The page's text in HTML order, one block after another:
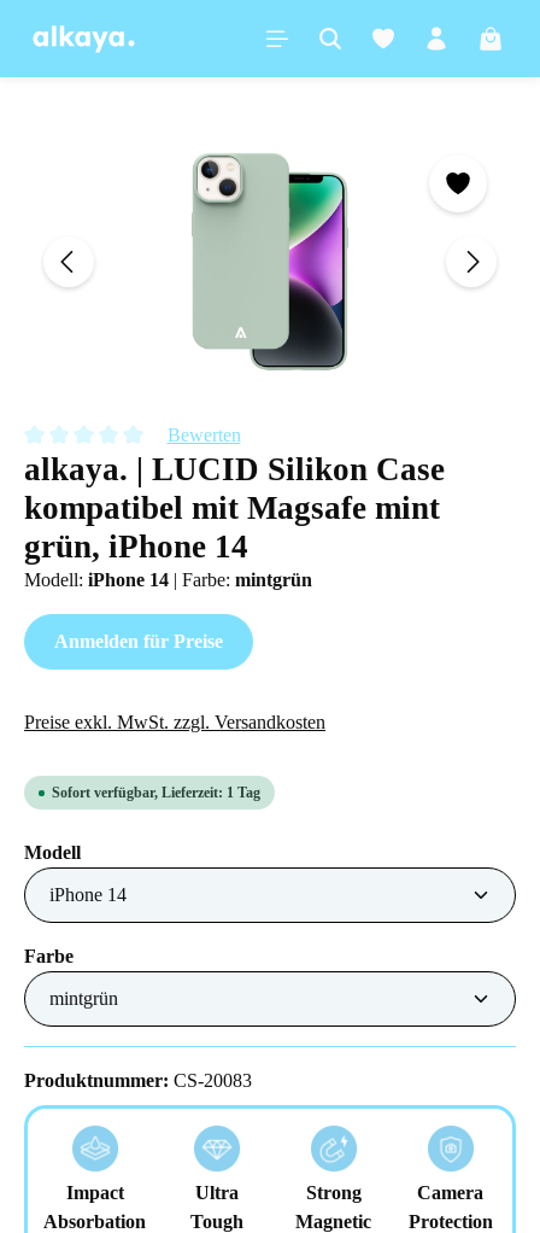
springen
Durchschnittliche Bewertung von 0 von 5 Sternen
Bewerten
alkaya. | LUCID Silikon Case
kompatibel mit Magsafe mint
grün, iPhone 14
Modell: iPhone 14 | Farbe: mintgrün
Anmelden für Preise
Preise exkl. MwSt. zzgl. Versandkosten
Sofort verfügbar, Lieferzeit: 1 Tag
Modellauswählen
Farbeauswählen
Produktnummer: CS-20083
Impact
Absorbation
Ultra
Tough
Strong
Magnetic
Camera
Protection